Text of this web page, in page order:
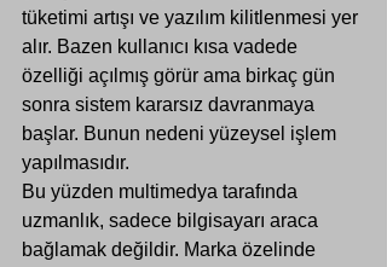
tüketimi artışı ve yazılım kilitlenmesi yer
alır. Bazen kullanıcı kısa vadede
özelliği açılmış görür ama birkaç gün
sonra sistem kararsız davranmaya
başlar. Bunun nedeni yüzeysel işlem
yapılmasıdır.
Bu yüzden multimedya tarafında
uzmanlık, sadece bilgisayarı araca
bağlamak değildir. Marka özelinde